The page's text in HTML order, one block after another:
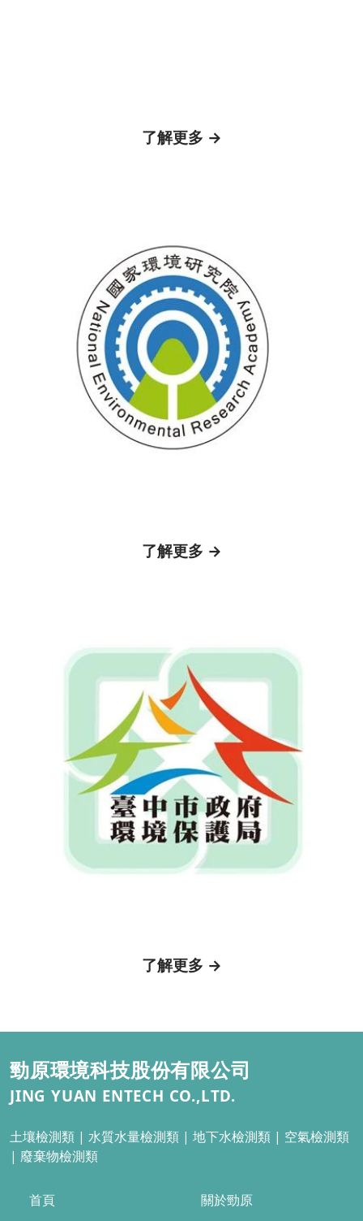
了解更多 →
了解更多 →
了解更多 →
勁原環境科技股份有限公司
JING YUAN ENTECH CO.,LTD.
土壤檢測類 | 水質水量檢測類 | 地下水檢測類 | 空氣檢測類
| 廢棄物檢測類
首頁 關於勁原